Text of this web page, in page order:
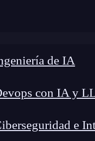
de IA
con IA y
e